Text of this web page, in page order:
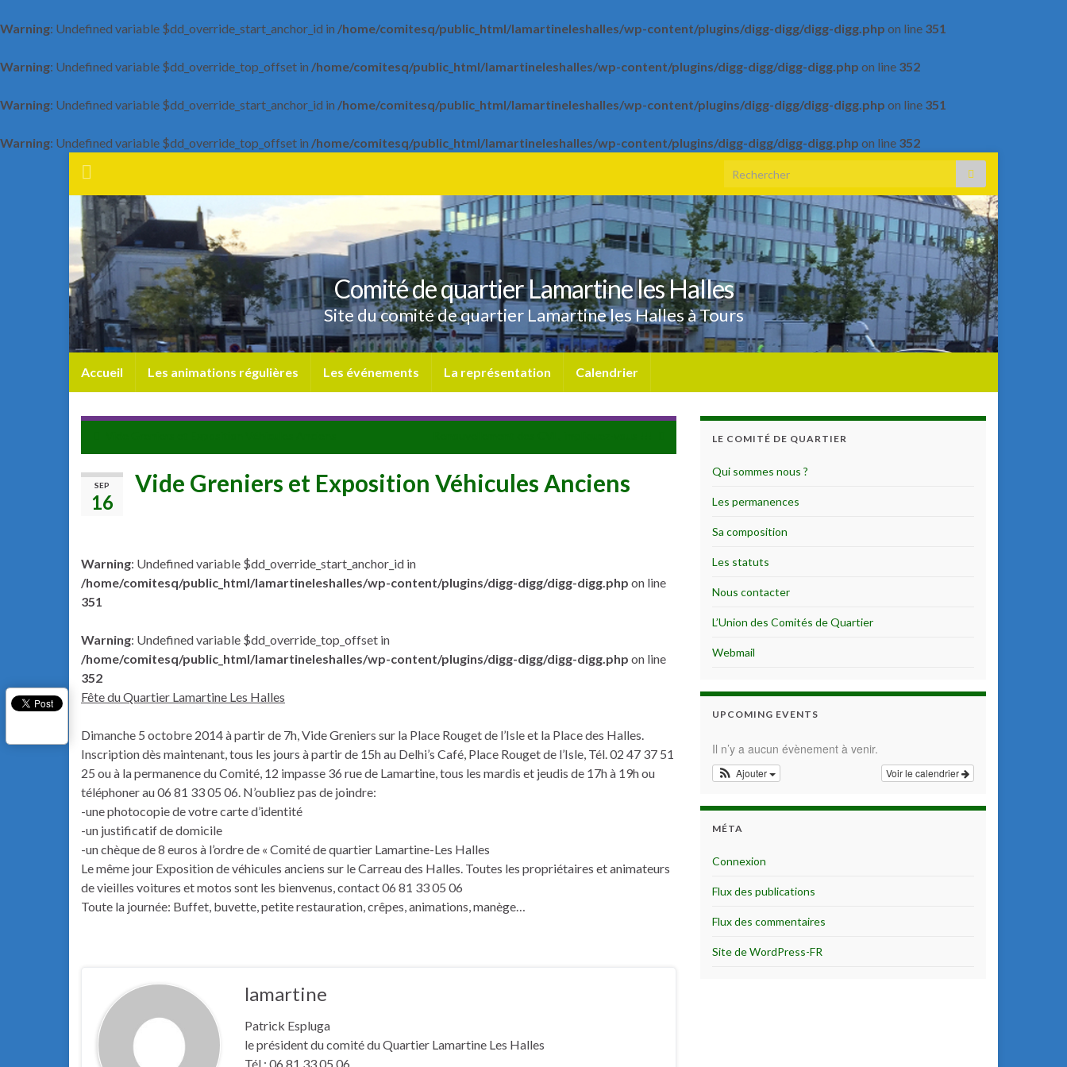
Warning: Undefined variable $dd_override_start_anchor_id in /home/comitesq/public_html/lamartineleshalles/wp-content/plugins/digg-digg/digg-digg.php on line 351
Warning: Undefined variable $dd_override_top_offset in /home/comitesq/public_html/lamartineleshalles/wp-content/plugins/digg-digg/digg-digg.php on line 352
Warning: Undefined variable $dd_override_start_anchor_id in /home/comitesq/public_html/lamartineleshalles/wp-content/plugins/digg-digg/digg-digg.php on line 351
Warning: Undefined variable $dd_override_top_offset in /home/comitesq/public_html/lamartineleshalles/wp-content/plugins/digg-digg/digg-digg.php on line 352
Search for:
Comité de quartier Lamartine les Halles
Site du comité de quartier Lamartine les Halles à Tours
Accueil Les animations régulières Les événements La représentation Calendrier
SEP
16
Vide Greniers et Exposition Véhicules Anciens
Warning: Undefined variable $dd_override_start_anchor_id in
/home/comitesq/public_html/lamartineleshalles/wp-content/plugins/digg-digg/digg-digg.php on line
351
Warning: Undefined variable $dd_override_top_offset in
/home/comitesq/public_html/lamartineleshalles/wp-content/plugins/digg-digg/digg-digg.php on line
352
Fête du Quartier Lamartine Les Halles
Dimanche 5 octobre 2014 à partir de 7h, Vide Greniers sur la Place Rouget de l’Isle et la Place des Halles.
Inscription dès maintenant, tous les jours à partir de 15h au Delhi’s Café, Place Rouget de l’Isle, Tél. 02 47 37 51
25 ou à la permanence du Comité, 12 impasse 36 rue de Lamartine, tous les mardis et jeudis de 17h à 19h ou
téléphoner au 06 81 33 05 06. N’oubliez pas de joindre:
-une photocopie de votre carte d’identité
-un justificatif de domicile
-un chèque de 8 euros à l’ordre de « Comité de quartier Lamartine-Les Halles
Le même jour Exposition de véhicules anciens sur le Carreau des Halles. Toutes les propriétaires et animateurs
de vieilles voitures et motos sont les bienvenus, contact 06 81 33 05 06
Toute la journée: Buffet, buvette, petite restauration, crêpes, animations, manège…
lamartine
Patrick Espluga
le président du comité du Quartier Lamartine Les Halles
Tél.: 06 81 33 05 06
LE COMITÉ DE QUARTIER
Qui sommes nous ?
Les permanences
Sa composition
Les statuts
Nous contacter
L’Union des Comités de Quartier
Webmail
UPCOMING EVENTS
Il n’y a aucun évènement à venir.
Voir le calendrier
Ajouter
MÉTA
Connexion
Flux des publications
Flux des commentaires
Site de WordPress-FR